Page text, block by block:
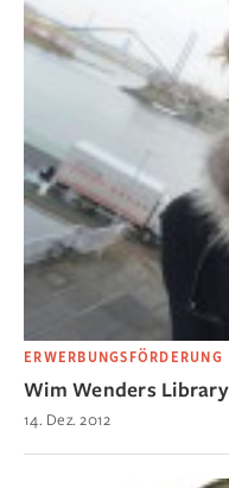
ERWERBUNGSFÖRDERUNG
Wim Wenders Library
14. Dez. 2012